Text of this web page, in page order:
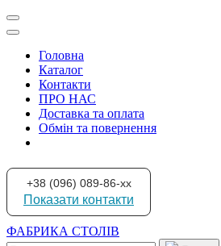
Головна
Каталог
Контакти
ПРО НАС
Доставка та оплата
Обмін та повернення
+38 (096) 089-86-xx
Показати контакти
ФАБРИКА СТОЛІВ